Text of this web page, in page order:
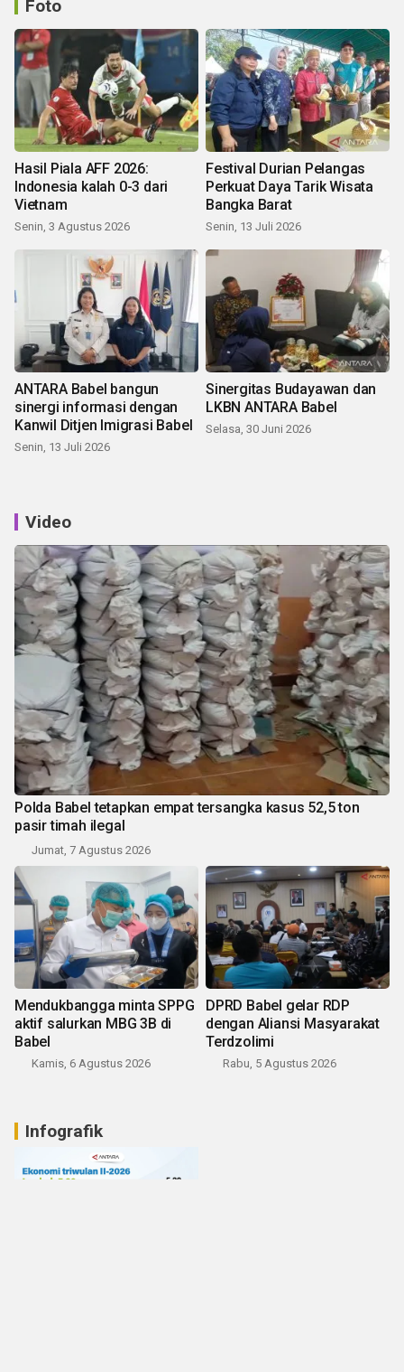
Foto
Hasil Piala AFF 2026:
Indonesia kalah 0-3 dari
Vietnam
Senin, 3 Agustus 2026
Festival Durian Pelangas
Perkuat Daya Tarik Wisata
Bangka Barat
Senin, 13 Juli 2026
ANTARA Babel bangun
sinergi informasi dengan
Kanwil Ditjen Imigrasi Babel
Senin, 13 Juli 2026
Sinergitas Budayawan dan
LKBN ANTARA Babel
Selasa, 30 Juni 2026
Video
Polda Babel tetapkan empat tersangka kasus 52,5 ton
pasir timah ilegal
Jumat, 7 Agustus 2026
Mendukbangga minta SPPG
aktif salurkan MBG 3B di
Babel
Kamis, 6 Agustus 2026
DPRD Babel gelar RDP
dengan Aliansi Masyarakat
Terdzolimi
Rabu, 5 Agustus 2026
Infografik